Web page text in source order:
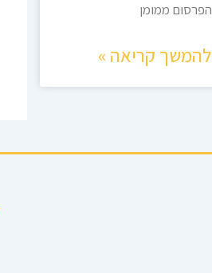
הפרסום ממומן
להמשך קריאה »